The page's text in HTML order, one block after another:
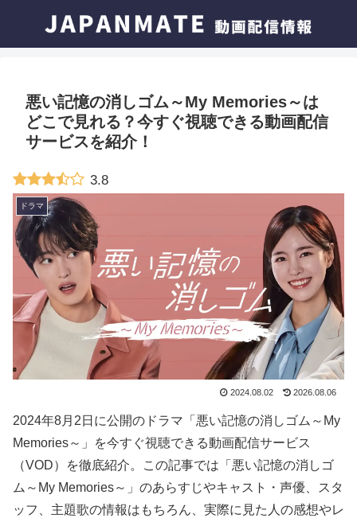
悪い記憶の消しゴム～My Memories～は
どこで見れる？今すぐ視聴できる動画配信
サービスを紹介！
3.8
ドラマ
2024.08.02 2026.08.06
2024年8月2日に公開のドラマ「悪い記憶の消しゴム～My
Memories～」を今すぐ視聴できる動画配信サービス
（VOD）を徹底紹介。この記事では「悪い記憶の消しゴ
ム～My Memories～」のあらすじやキャスト・声優、スタ
ッフ、主題歌の情報はもちろん、実際に見た人の感想やレ